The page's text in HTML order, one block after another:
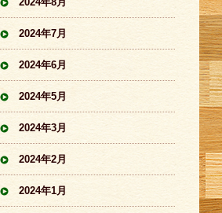
2024年7月
2024年6月
2024年5月
2024年3月
2024年2月
2024年1月